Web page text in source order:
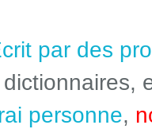
par des
personne,